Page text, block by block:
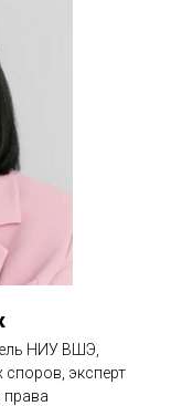
НИУ ВШЭ,
эксперт
права